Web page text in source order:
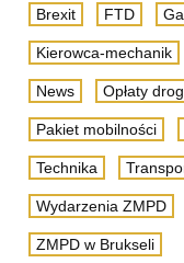
Brexit FTD
Kierowca-mechanik
News Opłaty
Pakiet mobilności
Technika
Wydarzenia ZMPD
ZMPD w Brukseli